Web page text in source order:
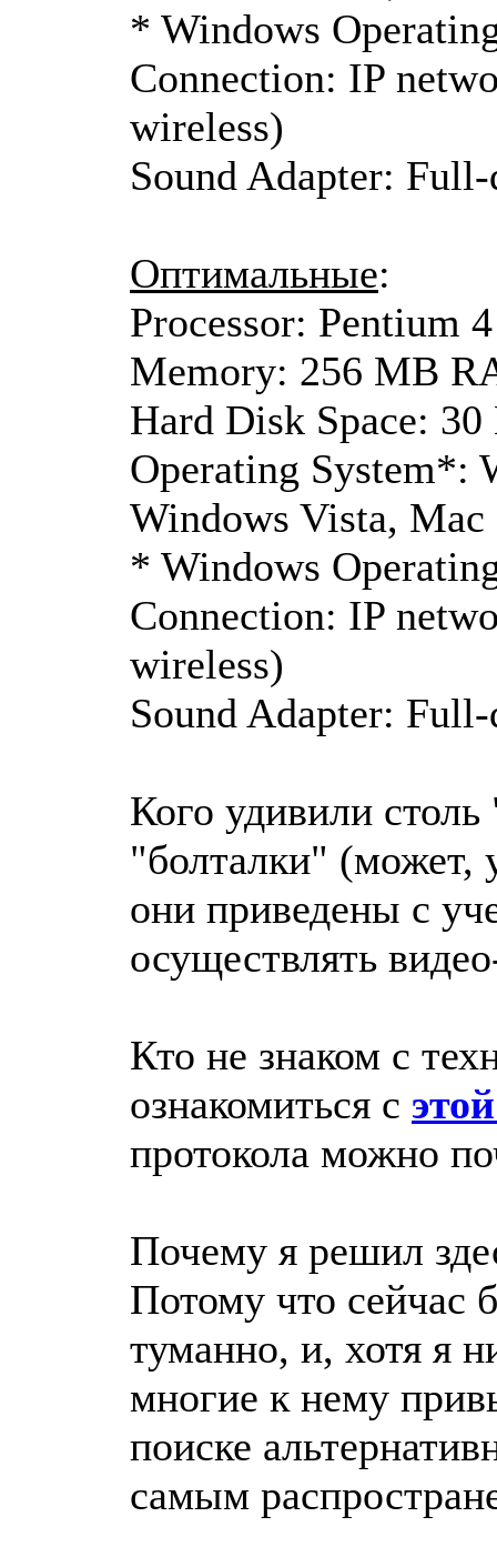
* Windows
Connection: IP
wireless)
Sound Adapter:
Оптимальные:
Processor: Pentium
Memory: 256 MB
Hard Disk Space:
Operating System*:
Windows Vista, Mac
* Windows
Connection: IP
wireless)
Sound Adapter:
Кого удивили
"болталки" (может,
они приведены с
осуществлять
Кто не знаком с
ознакомиться с
протокола можно
Почему я решил
Потому что сейчас
туманно, и, хотя я
многие к нему
поиске
самым